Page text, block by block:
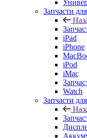
iPad
iPhone
iPod
iMac
Watch
Запчасти